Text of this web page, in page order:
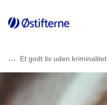
... Et godt liv uden kriminalitet